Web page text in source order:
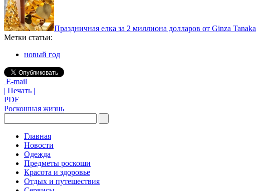
Праздничная елка за 2 миллиона долларов от Ginza Tanaka
Метки статьи:
новый год
E-mail
| Печать |
PDF
Роскошная жизнь
Главная
Новости
Одежда
Предметы роскоши
Красота и здоровье
Отдых и путешествия